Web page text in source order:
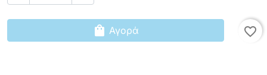
shopping_bag Αγορά favorite_border